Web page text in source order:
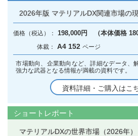
2026年版 マテリアルDX関連市場の
198,000円 （本体価格
A4 152
市場動向、企業動向など、詳細なデータ、
強力な武器となる情報が満載の資料です。
資料詳細・ご購入はこ
ショートレポート
マテリアルDXの世界市場（2026年）